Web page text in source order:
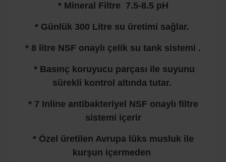
* Mineral Filtre 7.5-8.5 pH
* Günlük 300 Litre su üretimi sağlar.
* 8 litre NSF onaylı çelik su tank sistemi .
* Basınç koruyucu parçası ile suyunu
sürekli kontrol altında tutar.
* 7 Inline antibakteriyel NSF onaylı filtre
sistemi içerir
* Özel üretilen Avrupa lüks musluk ile
kurşun içermeden